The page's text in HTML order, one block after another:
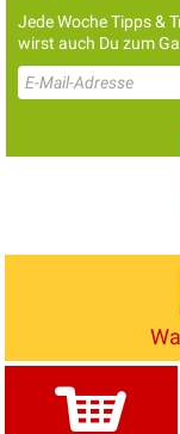
Jede Woche Tipps &
wirst auch Du zum